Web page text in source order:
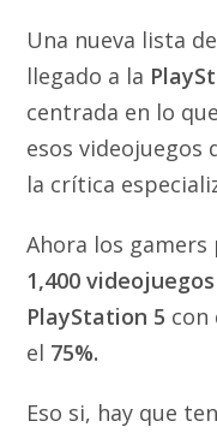
Una nueva lista
llegado a la
centrada en lo
esos videojuegos
la crítica
Ahora los
1,400 videojuegos
PlayStation 5 con
el 75%.
Eso si, hay que